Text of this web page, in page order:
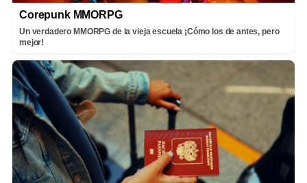
Corepunk MMORPG
Un verdadero MMORPG de la vieja escuela ¡Cómo los de antes, pero
mejor!